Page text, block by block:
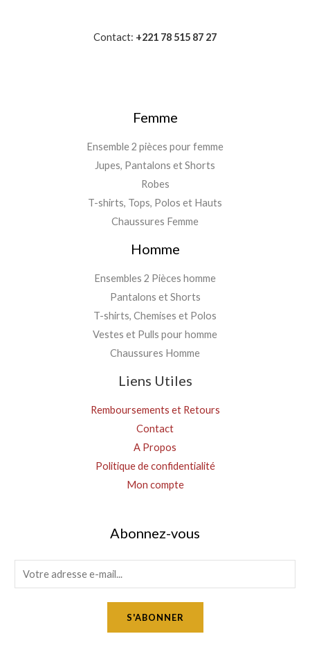
Contact: +221 78 515 87 27
Femme
Ensemble 2 pièces pour femme
Jupes, Pantalons et Shorts
Robes
T-shirts, Tops, Polos et Hauts
Chaussures Femme
Homme
Ensembles 2 Pièces homme
Pantalons et Shorts
T-shirts, Chemises et Polos
Vestes et Pulls pour homme
Chaussures Homme
Liens Utiles
Remboursements et Retours
Contact
A Propos
Politique de confidentialité
Mon compte
Abonnez-vous
m
S'ABONNER